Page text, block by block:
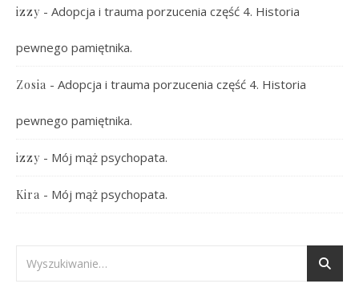
izzy - Adopcja i trauma porzucenia część 4. Historia
pewnego pamiętnika.
Zosia - Adopcja i trauma porzucenia część 4. Historia
pewnego pamiętnika.
izzy - Mój mąż psychopata.
Kira - Mój mąż psychopata.